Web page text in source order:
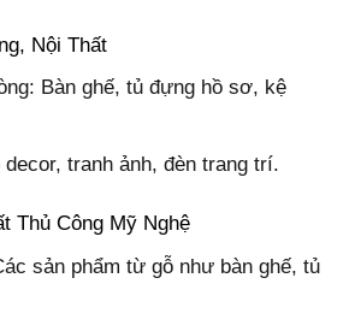
Nội Thất
Bàn ghế, tủ đựng hồ sơ, kệ
tranh ảnh, đèn trang trí.
Thủ Công Mỹ Nghệ
sản phẩm từ gỗ như bàn ghế, tủ